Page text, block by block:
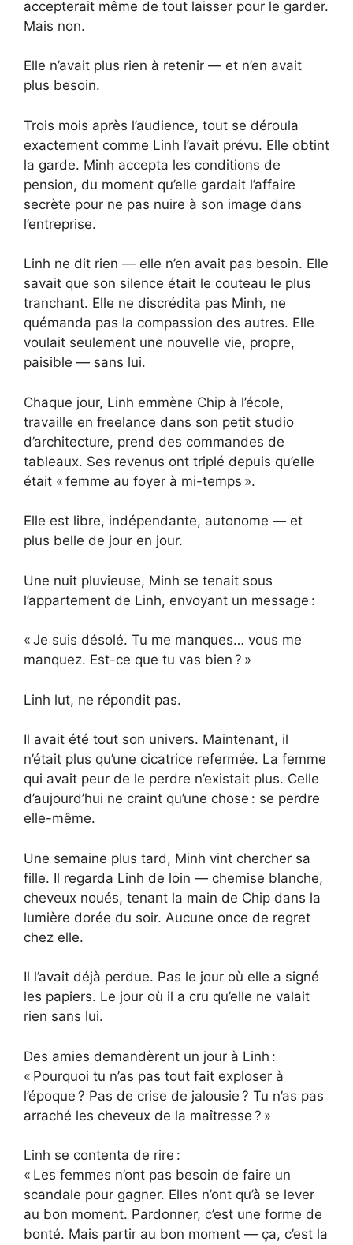
accepterait même de tout laisser pour le garder.
Mais non.
Elle n’avait plus rien à retenir — et n’en avait
plus besoin.
Trois mois après l’audience, tout se déroula
exactement comme Linh l’avait prévu. Elle obtint
la garde. Minh accepta les conditions de
pension, du moment qu’elle gardait l’affaire
secrète pour ne pas nuire à son image dans
l’entreprise.
Linh ne dit rien — elle n’en avait pas besoin. Elle
savait que son silence était le couteau le plus
tranchant. Elle ne discrédita pas Minh, ne
quémanda pas la compassion des autres. Elle
voulait seulement une nouvelle vie, propre,
paisible — sans lui.
Chaque jour, Linh emmène Chip à l’école,
travaille en freelance dans son petit studio
d’architecture, prend des commandes de
tableaux. Ses revenus ont triplé depuis qu’elle
était « femme au foyer à mi-temps ».
Elle est libre, indépendante, autonome — et
plus belle de jour en jour.
Une nuit pluvieuse, Minh se tenait sous
l’appartement de Linh, envoyant un message :
« Je suis désolé. Tu me manques… vous me
manquez. Est-ce que tu vas bien ? »
Linh lut, ne répondit pas.
Il avait été tout son univers. Maintenant, il
n’était plus qu’une cicatrice refermée. La femme
qui avait peur de le perdre n’existait plus. Celle
d’aujourd’hui ne craint qu’une chose : se perdre
elle-même.
Une semaine plus tard, Minh vint chercher sa
fille. Il regarda Linh de loin — chemise blanche,
cheveux noués, tenant la main de Chip dans la
lumière dorée du soir. Aucune once de regret
chez elle.
Il l’avait déjà perdue. Pas le jour où elle a signé
les papiers. Le jour où il a cru qu’elle ne valait
rien sans lui.
Des amies demandèrent un jour à Linh :
« Pourquoi tu n’as pas tout fait exploser à
l’époque ? Pas de crise de jalousie ? Tu n’as pas
arraché les cheveux de la maîtresse ? »
Linh se contenta de rire :
« Les femmes n’ont pas besoin de faire un
scandale pour gagner. Elles n’ont qu’à se lever
au bon moment. Pardonner, c’est une forme de
bonté. Mais partir au bon moment — ça, c’est la